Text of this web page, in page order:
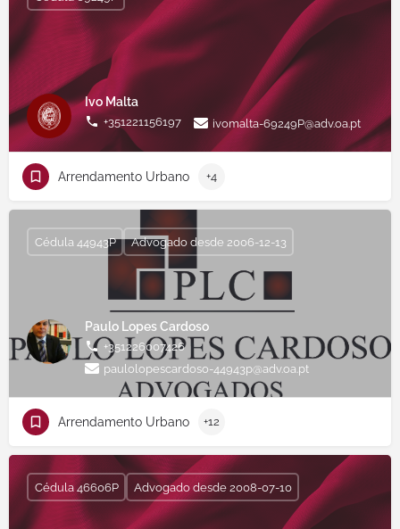
Ivo Malta
+351221156197 ivomalta-69249P@adv.oa.pt
Arrendamento Urbano +4
Paulo Lopes Cardoso
+351226007426
paulolopescardoso-44943p@adv.oa.pt
Cédula 44943P Advogado desde 2006-12-13
Arrendamento Urbano +12
Cédula 46606P Advogado desde 2008-07-10